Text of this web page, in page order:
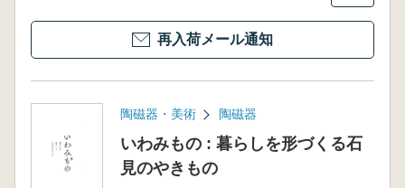
再入荷メール通知
陶磁器・美術 陶磁器
いわみもの : 暮らしを形づくる石
見のやきもの